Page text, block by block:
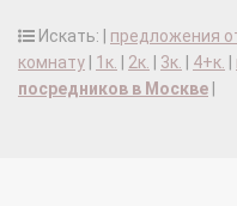
Искать: | предложения
комнату
1к. 2к. 3к. 4+к.
посредников в Москве